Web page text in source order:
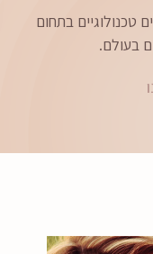
טכנולוגיים בתחום
בעולם.